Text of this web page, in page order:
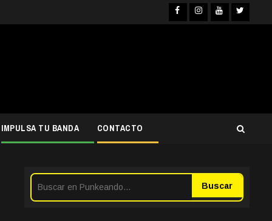
Facebook
Instagram
IMPULSA TU BANDA CONTACTO
Buscar